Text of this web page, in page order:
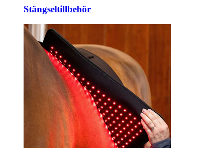
Stängseltillbehör